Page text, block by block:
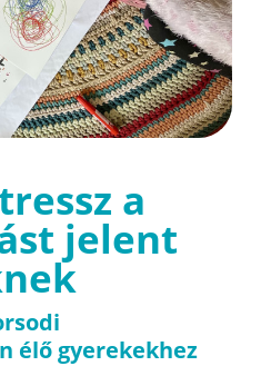
a
jelent
élő gyerekekhez